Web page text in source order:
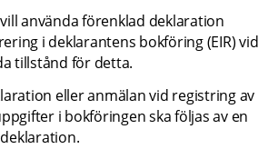
använda förenklad deklaration
i deklarantens bokföring (EIR) vid
tillstånd för detta.
eller anmälan vid registring av
i bokföringen ska följas av en